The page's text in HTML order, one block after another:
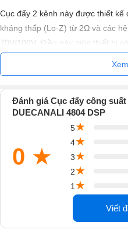
Cục đẩy 2 kênh này được thiết
kháng thấp (Lo-Z) từ 2Ω và các
70V/100V. Điều này giúp thiết bị
trường khác nhau, từ âm thanh
các hệ thống phát thanh thông
Với công nghệ DSP tiên tiến,
các chức năng xử lý âm thanh
IEC 60849, đảm bảo hoạt động
dùng cho mục đích khẩn cấp.
1. Các tính năng nổi bật
1.1. Công nghệ nguồn cấp tiên
Một trong những điểm mạnh của
nguồn cung cấp chuyển mạch
Đánh giá Cục đẩy công
DUECANALI 4804 DSP
0 ★
5★
4★
3★
2★
1 ★
Viết